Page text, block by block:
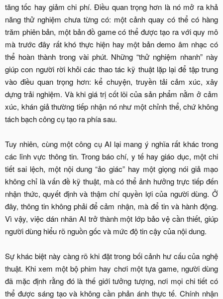
tăng tốc hay giảm chi phí. Điều quan trọng hơn là nó mở ra khả
năng thử nghiệm chưa từng có: một cảnh quay có thể có hàng
trăm phiên bản, một bản đồ game có thể được tạo ra với quy mô
mà trước đây rất khó thực hiện hay một bản demo âm nhạc có
thể hoàn thành trong vài phút. Những “thử nghiệm nhanh” này
giúp con người rời khỏi các thao tác kỹ thuật lặp lại để tập trung
vào điều quan trọng hơn: kể chuyện, truyền tải cảm xúc, xây
dựng trải nghiệm. Và khi giá trị cốt lõi của sản phẩm nằm ở cảm
xúc, khán giả thường tiếp nhận nó như một chỉnh thể, chứ không
tách bạch công cụ tạo ra phía sau.
Tuy nhiên, cùng một công cụ AI lại mang ý nghĩa rất khác trong
các lĩnh vực thông tin. Trong báo chí, y tế hay giáo dục, một chi
tiết sai lệch, một nội dung “ảo giác” hay một giọng nói giả mạo
không chỉ là vấn đề kỹ thuật, mà có thể ảnh hưởng trực tiếp đến
nhận thức, quyết định và thậm chí quyền lợi của người dùng. Ở
đây, thông tin không phải để cảm nhận, mà để tin và hành động.
Vì vậy, việc dán nhãn AI trở thành một lớp bảo vệ cần thiết, giúp
người dùng hiểu rõ nguồn gốc và mức độ tin cậy của nội dung.
Sự khác biệt này càng rõ khi đặt trong bối cảnh hư cấu của nghệ
thuật. Khi xem một bộ phim hay chơi một tựa game, người dùng
đã mặc định rằng đó là thế giới tưởng tượng, nơi mọi chi tiết có
thể được sáng tạo và không cần phản ánh thực tế. Chính nhận